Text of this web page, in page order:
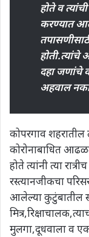
होते व
करण्यात
दहा जणांचे
अहवाल
कोपरगाव शहरातील
कोरोनाबाधित
होते त्यांनी त्या
रस्त्यानजीकचा
आलेल्या कुटुंबातील
मुलगा,दूधवाला व